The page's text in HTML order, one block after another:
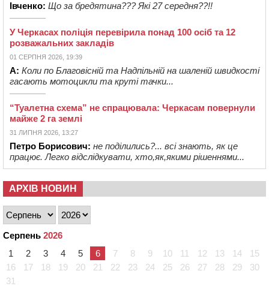
Івченко: Що за бредятина??? Які 27 середня??!!
У Черкасах поліція перевірила понад 100 осіб та 12
розважальних закладів
01 СЕРПНЯ 2026, 19:39
А: Коли по Благовісній та Надпільній на шаленій швидкості
гасають мотоцикли та круті тачки...
“Туалетна схема” не спрацювала: Черкасам повернули
майже 2 га землі
31 ЛИПНЯ 2026, 13:27
Петро Борисович: не поділились?... всі знають, як це
працює. Легко відслідкувати, хто,як,якими рішеннями...
АРХІВ НОВИН
Серпень 2026
1
2 3 4 5 6 7 8 9 10 11 12 13 14
15
16
17 18 19 20 21 22 23 24 25 26 27 28 29
30
31